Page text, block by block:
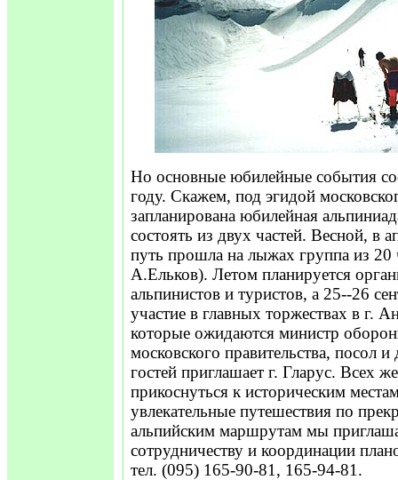
Но основные юбилейные события
году. Скажем, под эгидой
запланирована юбилейная
состоять из двух частей. Весной, в
путь прошла на лыжах группа из 20
А.Ельков). Летом планируется
альпинистов и туристов, а 25--26
участие в главных торжествах в г.
которые ожидаются министр
московского правительства, посол
гостей приглашает г. Гларус. Всех
прикоснуться к историческим
увлекательные путешествия по
альпийским маршрутам мы
сотрудничеству и координации
тел. (095) 165-90-81, 165-94-81.